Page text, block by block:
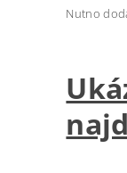
Nutno